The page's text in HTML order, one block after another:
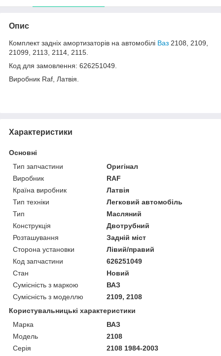
Опис
Комплект задніх амортизаторів на автомобілі Ваз 2108, 2109,
21099, 2113, 2114, 2115.
Код для замовлення: 626251049.
Виробник Raf, Латвія.
Характеристики
Основні
Тип запчастини
Оригінал
Виробник
RAF
Країна виробник
Латвія
Тип техніки
Легковий автомобіль
Тип
Масляний
Конструкція
Двотрубний
Розташування
Задній міст
Сторона установки
Лівий/правий
Код запчастини
626251049
Стан
Новий
Сумісність з маркою
ВАЗ
Сумісність з моделлю
2109, 2108
Користувальницькі характеристики
Марка
ВАЗ
Модель
2108
Серія
2108 1984-2003